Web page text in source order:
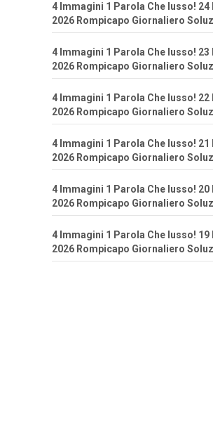
4 Immagini 1 Parola Che lusso! 24
2026 Rompicapo Giornaliero
4 Immagini 1 Parola Che lusso! 23
2026 Rompicapo Giornaliero
4 Immagini 1 Parola Che lusso! 22
2026 Rompicapo Giornaliero
4 Immagini 1 Parola Che lusso! 21
2026 Rompicapo Giornaliero
4 Immagini 1 Parola Che lusso! 20
2026 Rompicapo Giornaliero
4 Immagini 1 Parola Che lusso! 19
2026 Rompicapo Giornaliero